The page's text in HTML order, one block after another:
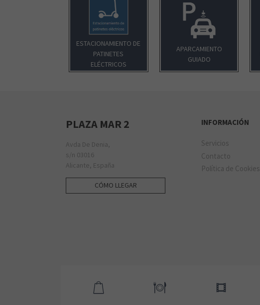
ESTACIONAMIENTO DE
PATINETES
ELÉCTRICOS
APARCAMIENTO
GUIADO
PLAZA MAR 2
Avda De Denia,
s/n 03016
Alicante, España
CÓMO LLEGAR
INFORMACIÓN
Servicios
Contacto
Política de Cookies